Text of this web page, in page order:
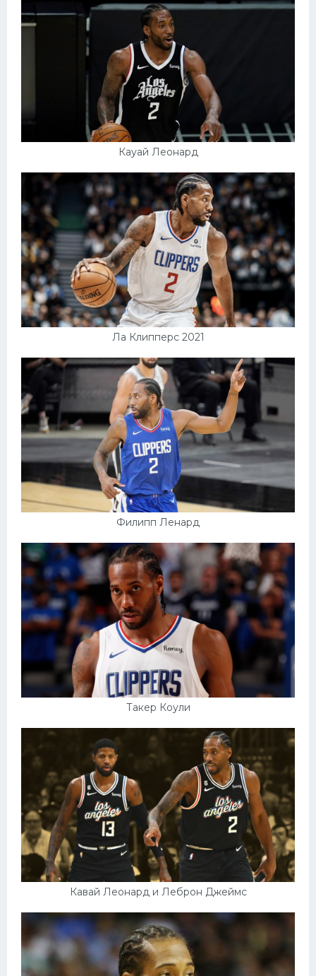
Кауай Леонард
Ла Клипперс 2021
Филипп Ленард
Такер Коули
Кавай Леонард и Леброн Джеймс